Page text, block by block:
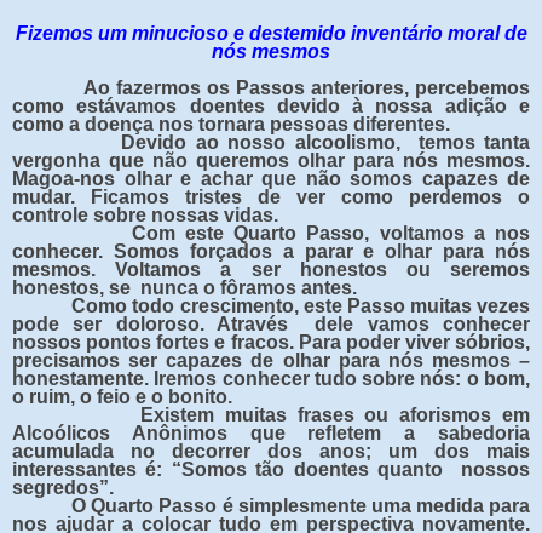
Fizemos um minucioso e destemido inventário moral de
nós mesmos
Ao fazermos os Passos anteriores, percebemos
como estávamos doentes devido à nossa adição e
como a doença nos tornara pessoas diferentes.
Devido ao nosso alcoolismo, temos tanta
vergonha que não queremos olhar para nós mesmos.
Magoa-nos olhar e achar que não somos capazes de
mudar. Ficamos tristes de ver como perdemos o
controle sobre nossas vidas.
Com este Quarto Passo, voltamos a nos
conhecer. Somos forçados a parar e olhar para nós
mesmos. Voltamos a ser honestos ou seremos
honestos, se nunca o fôramos antes.
Como todo crescimento, este Passo muitas vezes
pode ser doloroso. Através dele vamos conhecer
nossos pontos fortes e fracos. Para poder viver sóbrios,
precisamos ser capazes de olhar para nós mesmos –
honestamente. Iremos conhecer tudo sobre nós: o bom,
o ruim, o feio e o bonito.
Existem muitas frases ou aforismos em
Alcoólicos Anônimos que refletem a sabedoria
acumulada no decorrer dos anos; um dos mais
interessantes é: “Somos tão doentes quanto nossos
segredos”.
O Quarto Passo é simplesmente uma medida para
nos ajudar a colocar tudo em perspectiva novamente.